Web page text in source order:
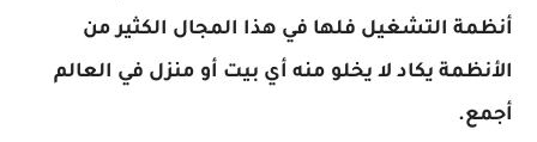
أنظمة التشغيل فلها في هذا المجال الكثير من
الأنظمة يكاد لا يخلو منه أي بيت أو منزل في العالم
أجمع.